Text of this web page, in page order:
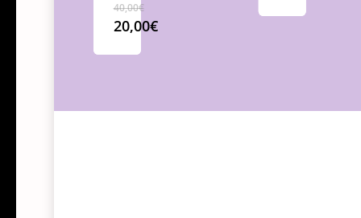
40,00€
Le
initial
20,00€
prix
20,00€.